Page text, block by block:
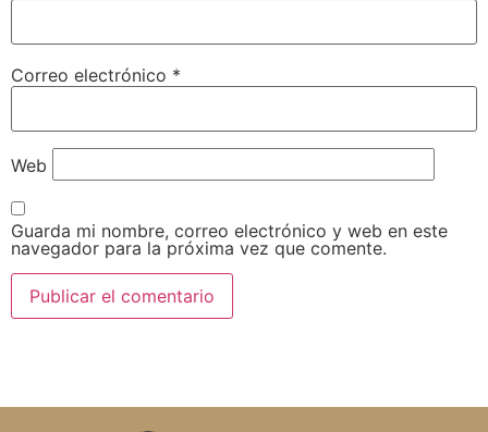
Correo electrónico *
Web
Guarda mi nombre, correo electrónico y web en este
navegador para la próxima vez que comente.